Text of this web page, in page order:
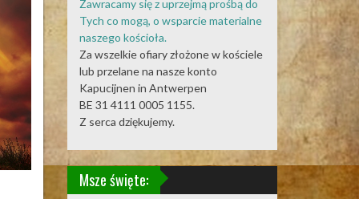
Zawracamy się z uprzejmą prośbą do
Tych co mogą, o wsparcie materialne
naszego kościoła.
Za wszelkie ofiary złożone w kościele
lub przelane na nasze konto
Kapucijnen in Antwerpen
BE 31 4111 0005 1155.
Z serca dziękujemy.
Msze święte: